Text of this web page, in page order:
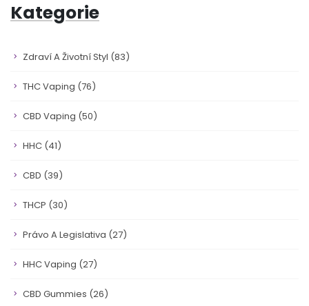
Kategorie
Zdraví A Životní Styl (83)
THC Vaping (76)
CBD Vaping (50)
HHC (41)
CBD (39)
THCP (30)
Právo A Legislativa (27)
HHC Vaping (27)
CBD Gummies (26)